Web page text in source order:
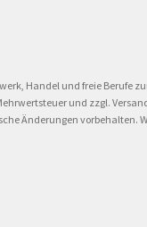
Handel und freie Berufe
und zzgl.
Änderungen vorbehalten.